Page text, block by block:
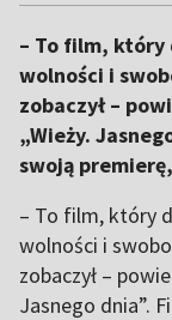
– To film,
wolności i
zobaczył –
„Wieży.
swoją
– To film, który
wolności i
zobaczył –
Jasnego dnia”.